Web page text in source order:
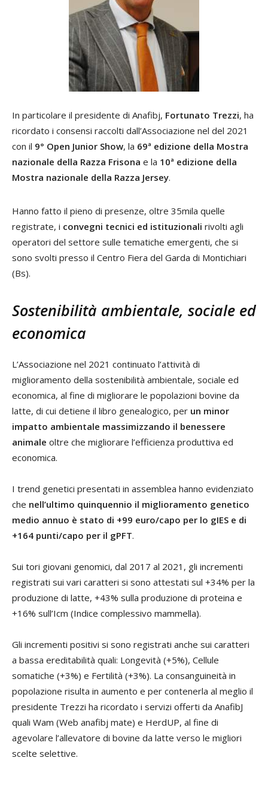
In particolare il presidente di Anafibj, Fortunato Trezzi, ha
ricordato i consensi raccolti dall’Associazione nel del 2021
con il 9° Open Junior Show, la 69ª edizione della Mostra
nazionale della Razza Frisona e la 10ª edizione della
Mostra nazionale della Razza Jersey.
Hanno fatto il pieno di presenze, oltre 35mila quelle
registrate, i convegni tecnici ed istituzionali rivolti agli
operatori del settore sulle tematiche emergenti, che si
sono svolti presso il Centro Fiera del Garda di Montichiari
(Bs).
Sostenibilità ambientale, sociale ed
economica
L’Associazione nel 2021 continuato l’attività di
miglioramento della sostenibilità ambientale, sociale ed
economica, al fine di migliorare le popolazioni bovine da
latte, di cui detiene il libro genealogico, per un minor
impatto ambientale massimizzando il benessere
animale oltre che migliorare l’efficienza produttiva ed
economica.
I trend genetici presentati in assemblea hanno evidenziato
che nell’ultimo quinquennio il miglioramento genetico
medio annuo è stato di +99 euro/capo per lo gIES e di
+164 punti/capo per il gPFT.
Sui tori giovani genomici, dal 2017 al 2021, gli incrementi
registrati sui vari caratteri si sono attestati sul +34% per la
produzione di latte, +43% sulla produzione di proteina e
+16% sull’Icm (Indice complessivo mammella).
Gli incrementi positivi si sono registrati anche sui caratteri
a bassa ereditabilità quali: Longevità (+5%), Cellule
somatiche (+3%) e Fertilità (+3%). La consanguineità in
popolazione risulta in aumento e per contenerla al meglio il
presidente Trezzi ha ricordato i servizi offerti da AnafibJ
quali Wam (Web anafibj mate) e HerdUP, al fine di
agevolare l’allevatore di bovine da latte verso le migliori
scelte selettive.